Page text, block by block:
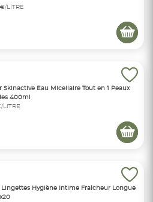
LITRE
Skinactive Eau Micellaire Tout en 1 Peaux
400ml
LITRE
Lingettes Hygiène Intime Fraîcheur Longue